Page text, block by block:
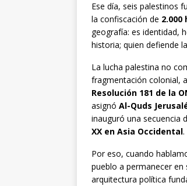
Ese día, seis palestinos
la confiscación de
geografía: es identidad,
historia; quien defiende
La lucha palestina no
fragmentación colonial,
Resolución 181 de la
asignó Al-Quds
inauguró una secuencia
XX en Asia Occidental.
Por eso, cuando
pueblo a permanecer
arquitectura política